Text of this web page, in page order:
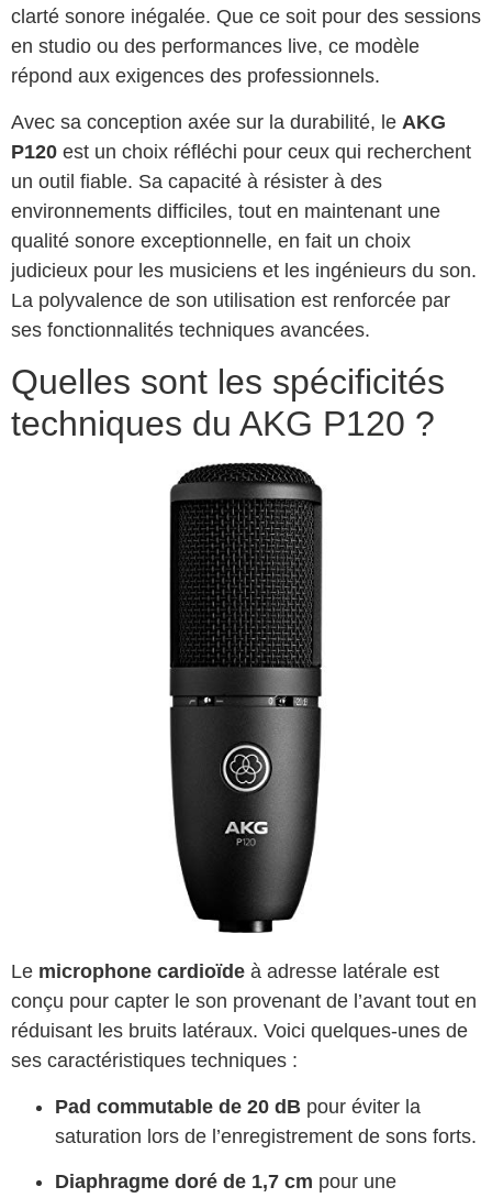
clarté sonore inégalée. Que ce soit pour des sessions
en studio ou des performances live, ce modèle
répond aux exigences des professionnels.
Avec sa conception axée sur la durabilité, le AKG
P120 est un choix réfléchi pour ceux qui recherchent
un outil fiable. Sa capacité à résister à des
environnements difficiles, tout en maintenant une
qualité sonore exceptionnelle, en fait un choix
judicieux pour les musiciens et les ingénieurs du son.
La polyvalence de son utilisation est renforcée par
ses fonctionnalités techniques avancées.
Quelles sont les spécificités
techniques du AKG P120 ?
Le microphone cardioïde à adresse latérale est
conçu pour capter le son provenant de l’avant tout en
réduisant les bruits latéraux. Voici quelques-unes de
ses caractéristiques techniques :
Pad commutable de 20 dB pour éviter la
saturation lors de l’enregistrement de sons forts.
Diaphragme doré de 1,7 cm pour une